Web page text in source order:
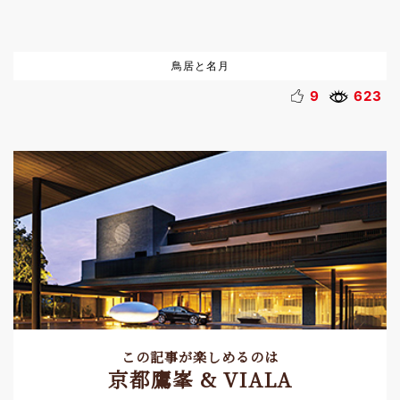
鳥居と名月
9 623
この記事が楽しめるのは
京都鷹峯 & VIALA